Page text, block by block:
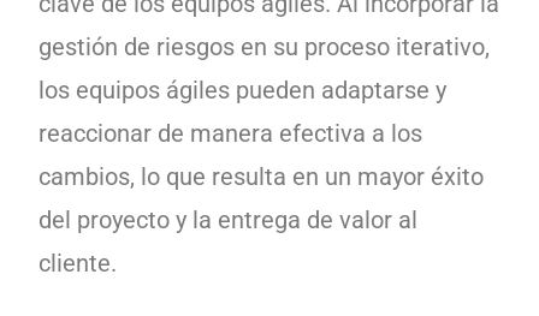
gestión de riesgos en su proceso iterativo,
los equipos ágiles pueden adaptarse y
reaccionar de manera efectiva a los
cambios, lo que resulta en un mayor éxito
del proyecto y la entrega de valor al
cliente.